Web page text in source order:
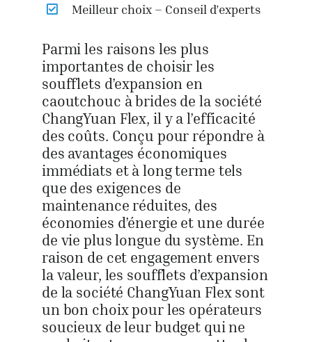
Meilleur choix – Conseil d’experts
Parmi les raisons les plus
importantes de choisir les
soufflets d’expansion en
caoutchouc à brides de la société
ChangYuan Flex, il y a l’efficacité
des coûts. Conçu pour répondre à
des avantages économiques
immédiats et à long terme tels
que des exigences de
maintenance réduites, des
économies d’énergie et une durée
de vie plus longue du système. En
raison de cet engagement envers
la valeur, les soufflets d’expansion
de la société ChangYuan Flex sont
un bon choix pour les opérateurs
soucieux de leur budget qui ne